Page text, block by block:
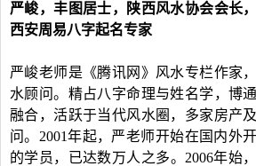
严峻，丰图居士，陕西风水协会会长
西安周易八字起名专家
严峻老师是《腾讯网》风水专栏作家
水顾问。精占八字命理与姓名学，博
融合，活跃于当代风水圈，多家房产
问。2001年起，严老师开始在国内外
的学员，已达数万人之多。2006年始